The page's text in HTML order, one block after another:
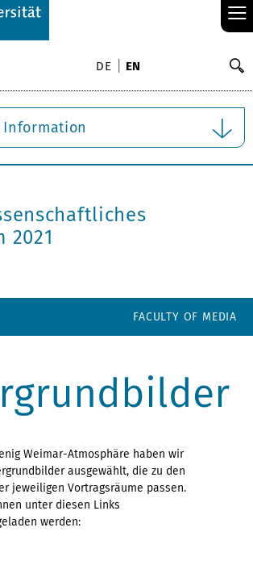
≡
DE EN
2021
FACULTY OF MEDIA
Weimar-Atmosphäre haben wir
ausgewählt, die zu den
jeweiligen Vortragsräume passen.
unter diesen Links
werden: